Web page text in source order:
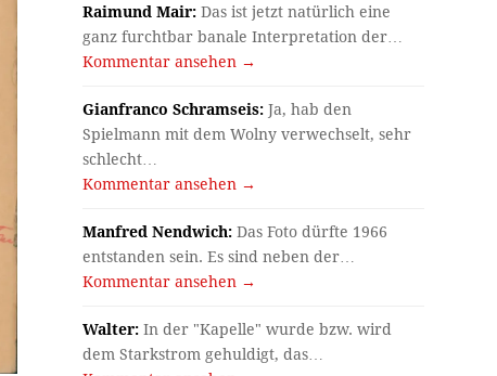
Raimund Mair: Das ist jetzt natürlich eine
ganz furchtbar banale Interpretation der…
Kommentar ansehen →
Gianfranco Schramseis: Ja, hab den
Spielmann mit dem Wolny verwechselt, sehr
schlecht…
Kommentar ansehen →
Manfred Nendwich: Das Foto dürfte 1966
entstanden sein. Es sind neben der…
Kommentar ansehen →
Walter: In der "Kapelle" wurde bzw. wird
dem Starkstrom gehuldigt, das…